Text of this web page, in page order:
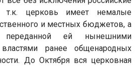
т.к. церковь имеет немалые
и местных бюджетов, а
ей нынешними
ранее общенародных
До Октября вся церковная